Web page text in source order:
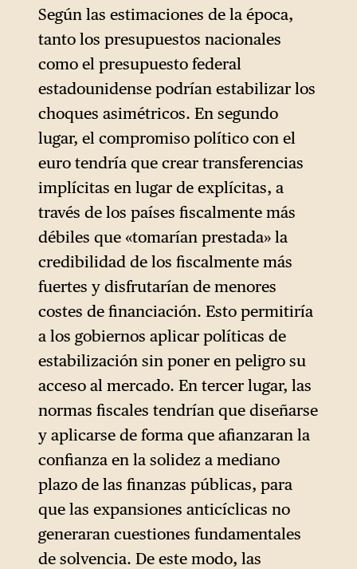
Según las estimaciones de la época,
tanto los presupuestos nacionales
como el presupuesto federal
estadounidense podrían estabilizar los
choques asimétricos. En segundo
lugar, el compromiso político con el
euro tendría que crear transferencias
implícitas en lugar de explícitas, a
través de los países fiscalmente más
débiles que «tomarían prestada» la
credibilidad de los fiscalmente más
fuertes y disfrutarían de menores
costes de financiación. Esto permitiría
a los gobiernos aplicar políticas de
estabilización sin poner en peligro su
acceso al mercado. En tercer lugar, las
normas fiscales tendrían que diseñarse
y aplicarse de forma que afianzaran la
confianza en la solidez a mediano
plazo de las finanzas públicas, para
que las expansiones anticíclicas no
generaran cuestiones fundamentales
de solvencia. De este modo, las